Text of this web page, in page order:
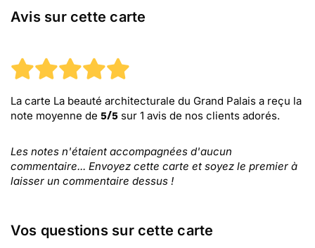
Avis sur cette carte
La carte La beauté architecturale du Grand Palais a reçu la
note moyenne de 5/5 sur 1 avis de nos clients adorés.
Les notes n'étaient accompagnées d'aucun
commentaire... Envoyez cette carte et soyez le premier à
laisser un commentaire dessus !
Vos questions sur cette carte